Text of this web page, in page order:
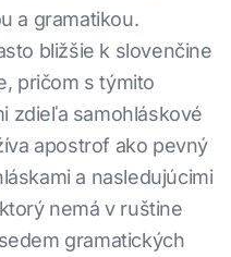
a gramatikou.
bližšie k slovenčine
pričom s týmito
zdieľa samohláskové
apostrof ako pevný
a nasledujúcimi
nemá v ruštine
gramatických